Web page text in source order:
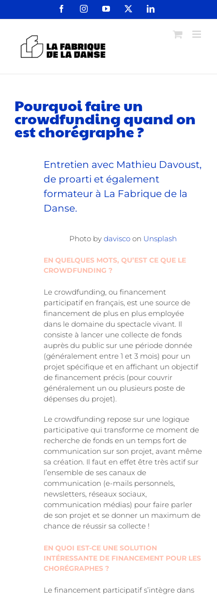
FacebookInstagramYouTube LinkedIn
Pourquoi faire un
crowdfunding quand on
est chorégraphe ?
Entretien avec Mathieu Davoust,
de proarti et également
formateur à La Fabrique de la
Danse.
Photo by davisco on Unsplash
EN QUELQUES MOTS, QU’EST CE QUE LE
CROWDFUNDING ?
Le crowdfunding, ou financement
participatif en français, est une source de
financement de plus en plus employée
dans le domaine du spectacle vivant. Il
consiste à lancer une collecte de fonds
auprès du public sur une période donnée
(généralement entre 1 et 3 mois) pour un
projet spécifique et en affichant un objectif
de financement précis (pour couvrir
généralement un ou plusieurs poste de
dépenses du projet).
Le crowdfunding repose sur une logique
participative qui transforme ce moment de
recherche de fonds en un temps fort de
communication sur son projet, avant même
sa création. Il faut en effet être très actif sur
l’ensemble de ses canaux de
communication (e-mails personnels,
newsletters, réseaux sociaux,
communication médias) pour faire parler
de son projet et se donner un maximum de
chance de réussir sa collecte !
EN QUOI EST-CE UNE SOLUTION
INTÉRESSANTE DE FINANCEMENT POUR LES
CHORÉGRAPHES ?
Le financement participatif s’intègre dans